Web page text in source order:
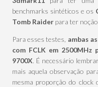
benchmarks sintéticos e os
Tomb Raider para ter
Para esses testes, ambas
com FCLK em 2500MHz
9700X. É necessário
mais aquela observação
mesma proporção do clock